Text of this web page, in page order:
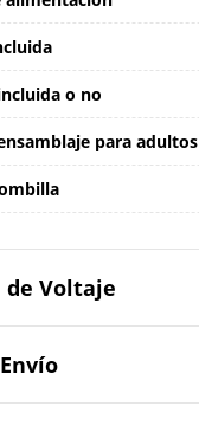
o no
para adultos
de Voltaje